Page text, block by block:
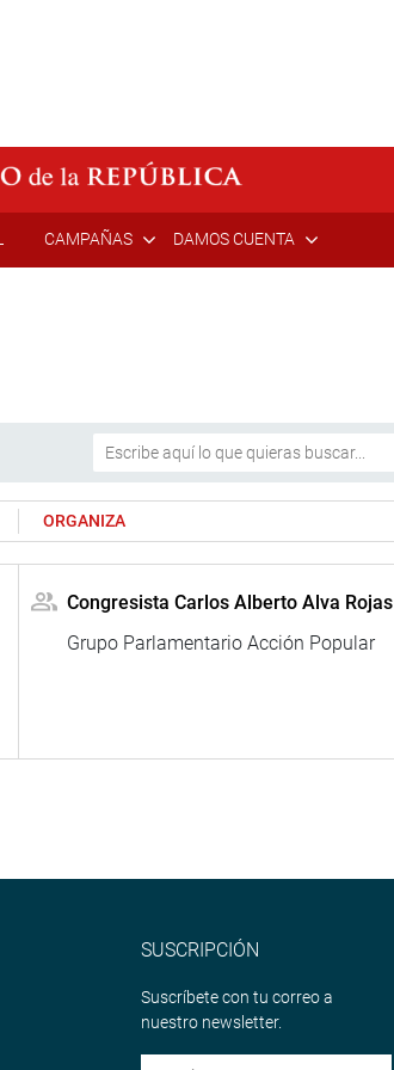
CAMPAÑAS DAMOS CUENTA
ORGANIZA
Congresista Carlos Alberto Alva Rojas
Grupo Parlamentario Acción Popular
SUSCRIPCIÓN
Suscríbete con tu correo a
nuestro newsletter.